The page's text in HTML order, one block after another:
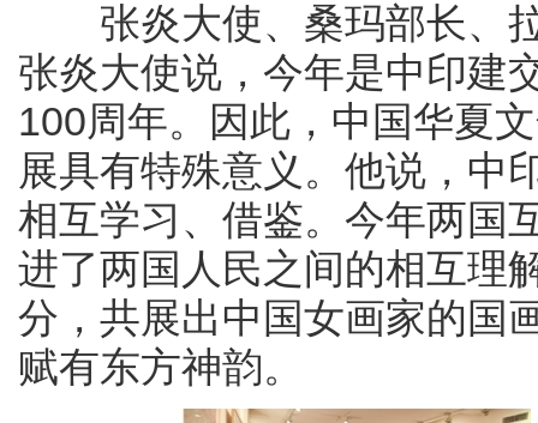
张炎大使、桑玛部长、拉
张炎大使说，今年是中印建
100周年。因此，中国华夏
展具有特殊意义。他说，中
相互学习、借鉴。今年两国
进了两国人民之间的相互理
分，共展出中国女画家的国
赋有东方神韵。